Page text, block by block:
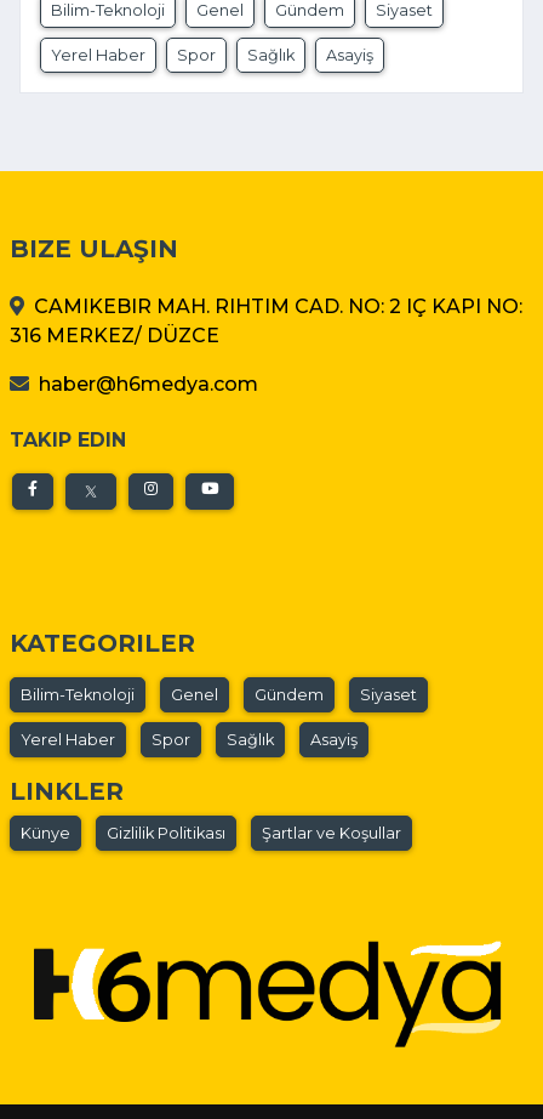
Bilim-Teknoloji Genel Gündem Siyaset
Yerel Haber Spor Sağlık Asayiş
BIZE ULAŞIN
CAMIKEBIR MAH. RIHTIM CAD. NO: 2 IÇ KAPI NO:
316 MERKEZ/ DÜZCE
haber@h6medya.com
TAKIP EDIN
KATEGORILER
Bilim-Teknoloji Genel Gündem Siyaset
Yerel Haber Spor Sağlık Asayiş
LINKLER
Künye Gizlilik Politikası Şartlar ve Koşullar